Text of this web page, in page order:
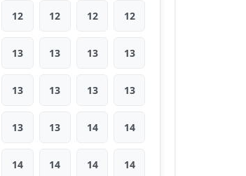
12 12 12 12
13 13 13 13
13 13 13 13
13 13 14 14
14 14 14 14